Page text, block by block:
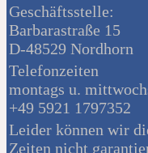
Geschäftsstelle:
Barbarastraße 15
D-48529 Nordhorn
Telefonzeiten
montags u.
+49 5921 1797352
Leider können wir
Zeiten nicht